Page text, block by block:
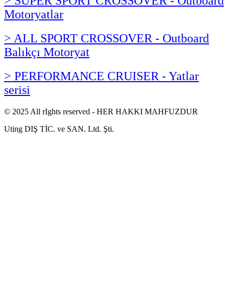
Motoryatlar
> ALL SPORT CROSSOVER - Outboard
Balıkçı Motoryat
> PERFORMANCE CRUISER - Yatlar
serisi
© 2025 All rIghts reserved - HER HAKKI MAHFUZDUR
Uting DIŞ TİC. ve SAN. Ltd. Şti.